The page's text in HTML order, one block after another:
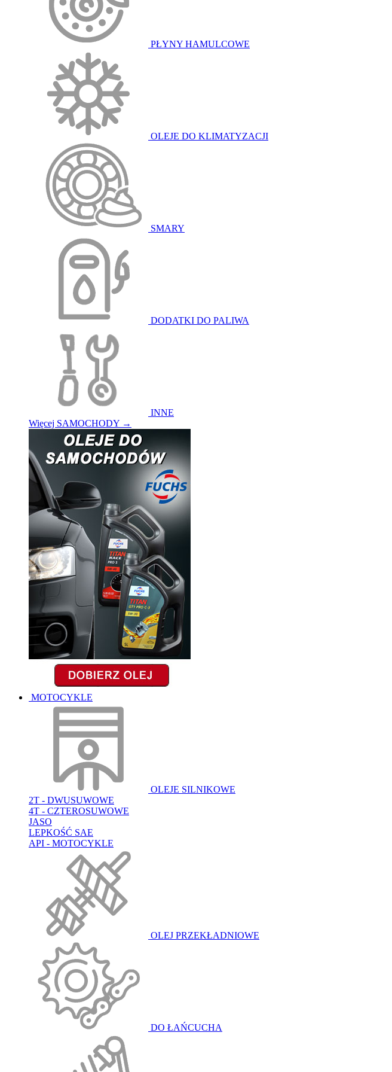
PŁYNY HAMULCOWE
OLEJE DO KLIMATYZACJI
SMARY
DODATKI DO PALIWA
INNE
Więcej SAMOCHODY →
MOTOCYKLE
OLEJE SILNIKOWE
2T - DWUSUWOWE
4T - CZTEROSUWOWE
JASO
LEPKOŚĆ SAE
API - MOTOCYKLE
OLEJ PRZEKŁADNIOWE
DO ŁAŃCUCHA